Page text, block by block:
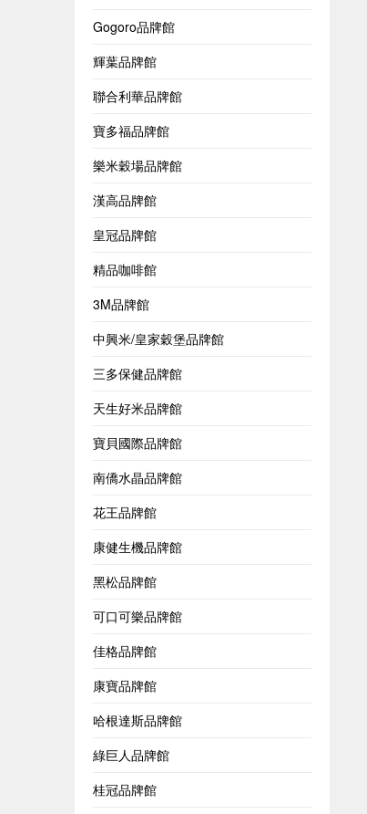
Gogoro品牌館
輝葉品牌館
聯合利華品牌館
寶多福品牌館
樂米穀場品牌館
漢高品牌館
皇冠品牌館
精品咖啡館
3M品牌館
中興米/皇家穀堡品牌館
三多保健品牌館
天生好米品牌館
寶貝國際品牌館
南僑水晶品牌館
花王品牌館
康健生機品牌館
黑松品牌館
可口可樂品牌館
佳格品牌館
康寶品牌館
哈根達斯品牌館
綠巨人品牌館
桂冠品牌館